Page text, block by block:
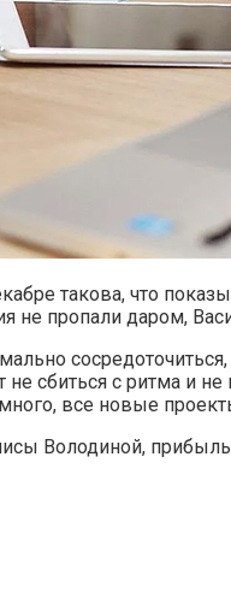
такова, что
не пропали даром,
сбиться с ритма и не
все новые
Володиной,